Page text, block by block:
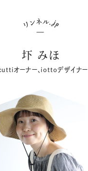
圷 みほ
オーナー、iottoデザイナー